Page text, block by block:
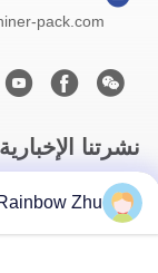
pack.com
نشرتنا الإخبارية
اشترك في نشرتنا
Rainbow Zhu